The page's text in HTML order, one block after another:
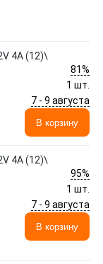
4А (12)\
81%
1 шт.
7 - 9 августа
В корзину
4А (12)\
95%
1 шт.
7 - 9 августа
В корзину